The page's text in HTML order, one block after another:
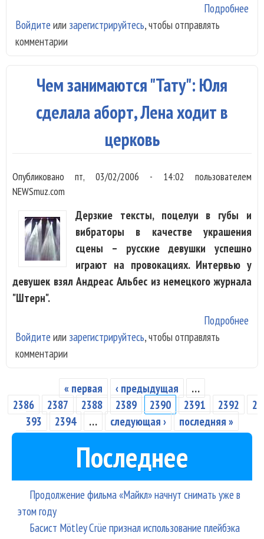
Подробнее
Войдите или зарегистрируйтесь, чтобы отправлять
комментарии
Чем занимаются "Тату": Юля
сделала аборт, Лена ходит в
церковь
Опубликованопт, 03/02/2006 - 14:02 пользователем
NEWSmuz.com
Дерзкие тексты, поцелуи в губы и
вибраторы в качестве украшения
сцены – русские девушки успешно
играют на провокациях. Интервью у
девушек взял Андреас Альбес из немецкого журнала
"Штерн".
Подробнее
Войдите или зарегистрируйтесь, чтобы отправлять
комментарии
Страницы
« первая ‹ предыдущая
…
2386
2387 2388 2389 2390 2391 2392
2
393
2394 … следующая › последняя »
Последнее
Продолжение фильма «Майкл» начнут снимать уже в
этом году
Басист Mötley Crüe признал использование плейбэка